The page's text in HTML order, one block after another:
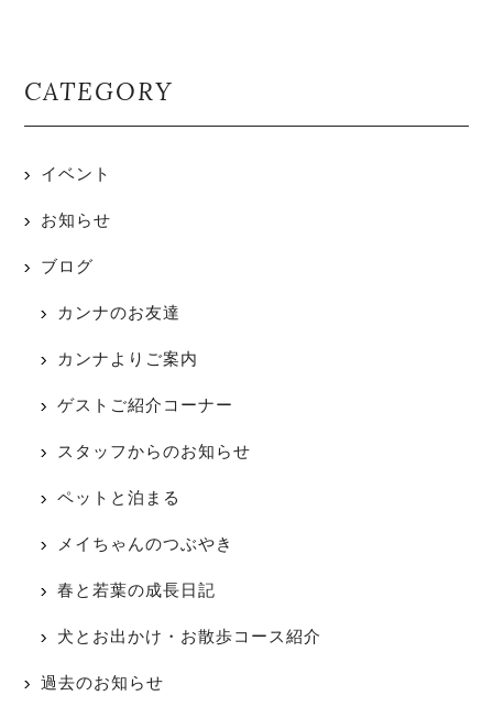
CATEGORY
イベント
お知らせ
ブログ
カンナのお友達
カンナよりご案内
ゲストご紹介コーナー
スタッフからのお知らせ
ペットと泊まる
メイちゃんのつぶやき
春と若葉の成長日記
犬とお出かけ・お散歩コース紹介
過去のお知らせ